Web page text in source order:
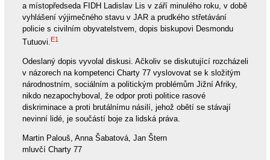
a místopředseda FIDH Ladislav Lis v září minulého roku, v době
vyhlášení výjimečného stavu v JAR a prudkého střetávání
policie s civilním obyvatelstvem, dopis biskupovi Desmondu
Tutuovi.E1
Odeslaný dopis vyvolal diskusi. Ačkoliv se diskutující rozcházeli
v názorech na kompetenci Charty 77 vyslovovat se k složitým
národnostním, sociálním a politickým problémům Jižní Afriky,
nikdo nezapochyboval, že odpor proti politice rasové
diskriminace a proti brutálnímu násilí, jehož obětí se stávají
nevinní lidé, je součástí boje za lidská práva.
Martin Palouš, Anna Šabatová, Jan Štern
mluvčí Charty 77